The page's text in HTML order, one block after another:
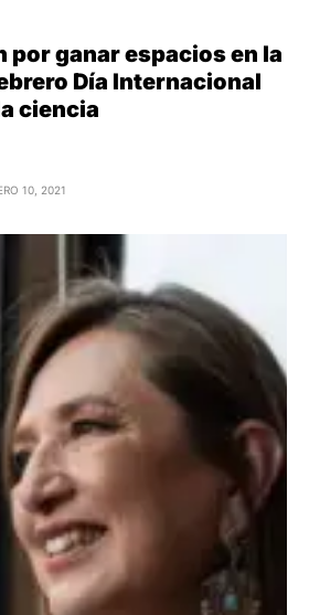
por ganar espacios en la
Día Internacional
ciencia
10, 2021